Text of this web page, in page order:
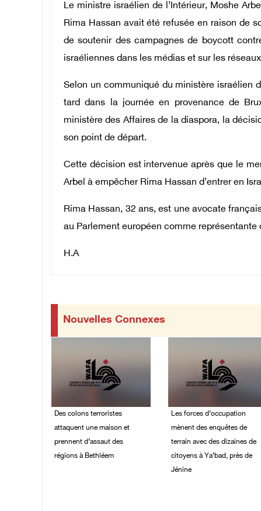
Le ministre israélien de l’Intérieur, Moshe
Rima Hassan avait été refusée en raison de
de soutenir des campagnes de boycott
israéliennes dans les médias et sur les
Selon un communiqué du ministère israélien
tard dans la journée en provenance de
ministère des Affaires de la diaspora, la
son point de départ.
Cette décision est intervenue après que le
Arbel à empêcher Rima Hassan d’entrer en
Rima Hassan, 32 ans, est une avocate
au Parlement européen comme
H.A
Nouvelles Connexes
Des colons terroristes
attaquent une maison et
prennent d’assaut des
régions à Bethléem
Les forces d’occupation
mènent des enquêtes de
terrain avec des dizaines de
citoyens à Ya’bad, près de
Jénine